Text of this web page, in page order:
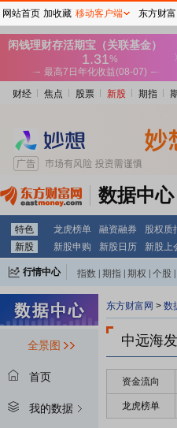
财经 焦点 股票 新股 期指
数据中心
特色 龙虎榜单 融资融券 股权质
新股
新股申购 新股日历 新股上
行情中心 指数 期指 期权 个股
全景图
首页
我的数据
东方财富网 > 数
中远海
资金流向
龙虎榜单
网站首页 加收藏 移动客户端 东方财富